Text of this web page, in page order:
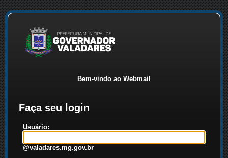
Bem-vindo ao Webmail
Faça seu login
Usuário:
@valadares.mg.gov.br